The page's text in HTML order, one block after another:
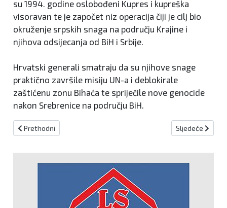
su 1994. godine oslobođeni Kupres i kupreška
visoravan te je započet niz operacija čiji je cilj bio
okruženje srpskih snaga na području Krajine i
njihova odsijecanja od BiH i Srbije.
Hrvatski generali smatraju da su njihove snage
praktično završile misiju UN-a i deblokirale
zaštićenu zonu Bihaća te spriječile nove genocide
nakon Srebrenice na području BiH.
Prethodni članak: Za izgradnju dionice Tarčin - Ivan grant EU od
Prethodni Sljedeći
Sljedeće